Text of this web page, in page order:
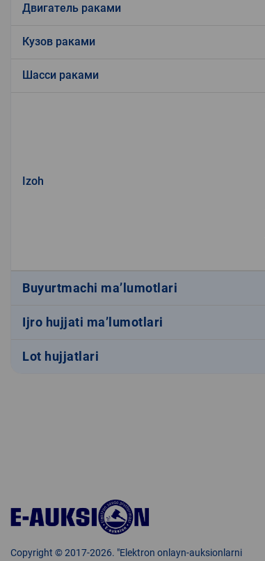
Двигатель раками
Кузов раками
Шасси раками
Izoh
Buyurtmachi ma’lumotlari
Ijro hujjati ma’lumotlari
Lot hujjatlari
Copyright © 2017-2026. "Elektron onlayn-auksionlarni